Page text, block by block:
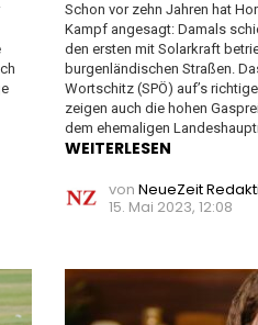
Schon vor zehn Jahren hat
Kampf angesagt: Damals
den ersten mit Solarkraft
burgenländischen Straßen.
Wortschitz (SPÖ) auf’s
zeigen auch die hohen
dem ehemaligen
WEITERLESEN
von NeueZeit
15. Mai 2023, 12:08